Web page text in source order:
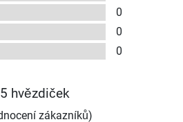
0
0
0
5 hvězdiček
zákazníků)